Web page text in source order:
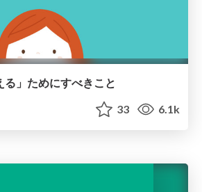
る」ためにすべきこと
33 6.1k